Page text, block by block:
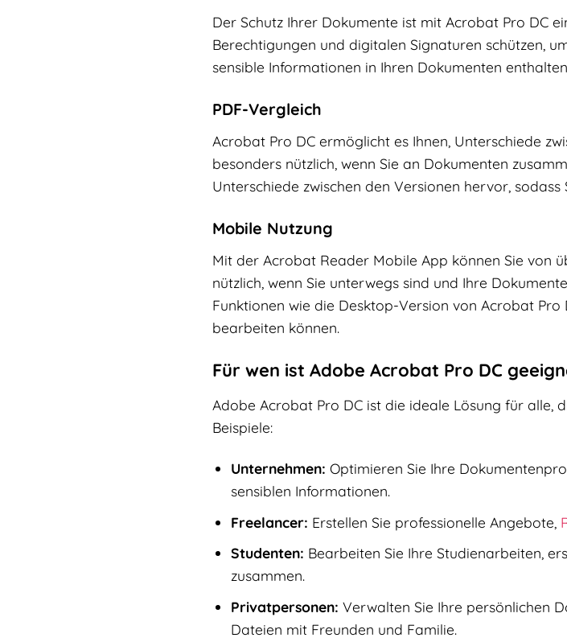
Der Schutz Ihrer Dokumente ist mit Acrobat Pro DC
Berechtigungen und digitalen Signaturen schützen,
sensible Informationen in Ihren Dokumenten
PDF-Vergleich
Acrobat Pro DC ermöglicht es Ihnen, Unterschiede
besonders nützlich, wenn Sie an Dokumenten
Unterschiede zwischen den Versionen hervor, sodass
Mobile Nutzung
Mit der Acrobat Reader Mobile App können Sie von
nützlich, wenn Sie unterwegs sind und Ihre
Funktionen wie die Desktop-Version von Acrobat
bearbeiten können.
Für wen ist Adobe Acrobat Pro DC
Adobe Acrobat Pro DC ist die ideale Lösung für alle,
Beispiele:
Unternehmen: Optimieren Sie Ihre
sensiblen Informationen.
Freelancer: Erstellen Sie professionelle Angebote,
Studenten: Bearbeiten Sie Ihre Studienarbeiten,
zusammen.
Privatpersonen: Verwalten Sie Ihre persönlichen
Dateien mit Freunden und Familie.